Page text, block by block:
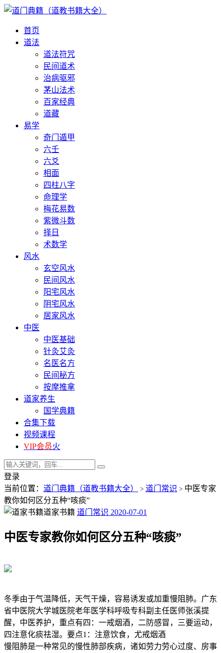
首页
道法
道法符咒
民间道术
治病驱邪
茅山法术
百家经典
道藏
易学
奇门遁甲
六壬
六爻
相面
四柱八字
命理学
梅花易数
紫微斗数
择日
术数学
风水
玄空风水
民间风水
阳宅风水
阴宅风水
居家风水
中医
中医基础
针灸艾灸
名医名方
民间秘方
按摩推拿
道家养生
国学典籍
合集下载
视频课程
VIP会员火
登录
当前位置： 道门典籍（道教书籍大全） > 道门常识 > 中医专家
教你如何区分五种“咳痰”
道家书籍 道门常识 2020-07-01
中医专家教你如何区分五种“咳痰”
冬季由于气温降低，天气干燥，容易诱发或加重慢阻肺。广东
省中医院大学城医院老年医学科呼吸专科副主任医师张溪提
醒，中医养护，重点有四：一戒烟酒，二防感冒，三要运动，
四注意化痰祛湿。要点1：注意饮食，尤戒烟酒
慢阻肺是一种常见的慢性肺部疾病，诸如劳力劳心过度、房事